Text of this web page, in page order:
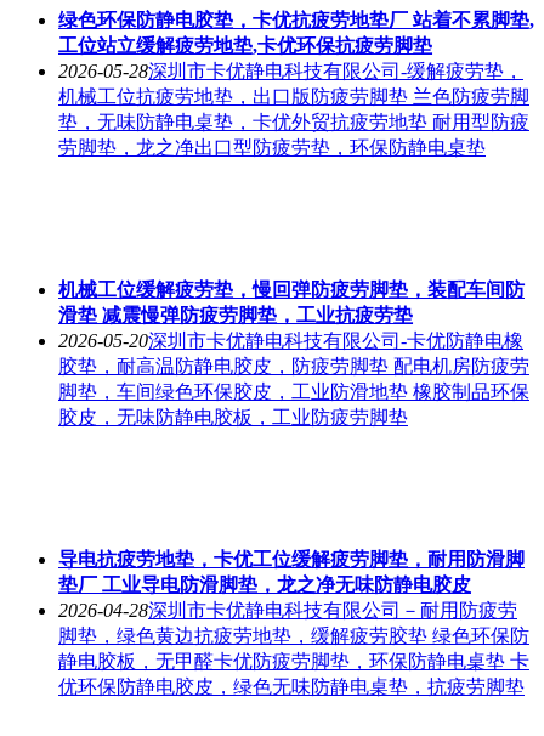
绿色环保防静电胶垫，卡优抗疲劳地垫厂 站着不累脚垫,
工位站立缓解疲劳地垫,卡优环保抗疲劳脚垫
2026-05-28深圳市卡优静电科技有限公司-缓解疲劳垫，
机械工位抗疲劳地垫，出口版防疲劳脚垫 兰色防疲劳脚
垫，无味防静电桌垫，卡优外贸抗疲劳地垫 耐用型防疲
劳脚垫，龙之净出口型防疲劳垫，环保防静电桌垫
机械工位缓解疲劳垫，慢回弹防疲劳脚垫，装配车间防
滑垫 减震慢弹防疲劳脚垫，工业抗疲劳垫
2026-05-20深圳市卡优静电科技有限公司-卡优防静电橡
胶垫，耐高温防静电胶皮，防疲劳脚垫 配电机房防疲劳
脚垫，车间绿色环保胶皮，工业防滑地垫 橡胶制品环保
胶皮，无味防静电胶板，工业防疲劳脚垫
导电抗疲劳地垫，卡优工位缓解疲劳脚垫，耐用防滑脚
垫厂 工业导电防滑脚垫，龙之净无味防静电胶皮
2026-04-28深圳市卡优静电科技有限公司－耐用防疲劳
脚垫，绿色黄边抗疲劳地垫，缓解疲劳胶垫 绿色环保防
静电胶板，无甲醛卡优防疲劳脚垫，环保防静电桌垫 卡
优环保防静电胶皮，绿色无味防静电桌垫，抗疲劳脚垫